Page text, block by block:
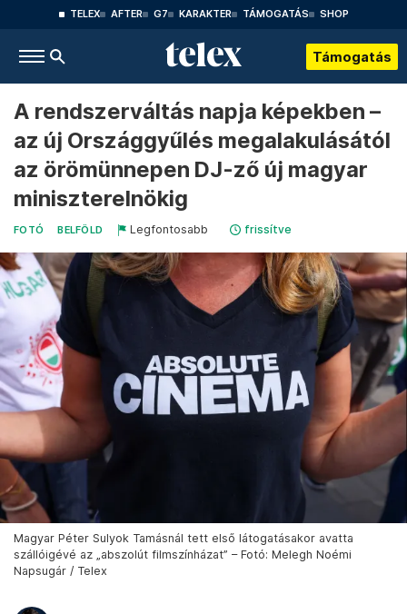
TELEX AFTER G7 KARAKTER TÁMOGATÁS SHOP
Támogatás
A rendszerváltás napja képekben –
az új Országgyűlés megalakulásától
az örömünnepen DJ-ző új magyar
miniszterelnökig
FOTÓ BELFÖLD Legfontosabb frissítve
Magyar Péter Sulyok Tamásnál tett első látogatásakor avatta
szállóigévé az „abszolút filmszínházat” – Fotó: Melegh Noémi
Napsugár / Telex